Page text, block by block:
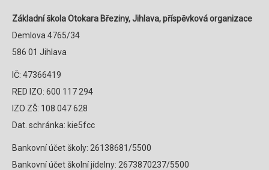
Základní škola Otokara Březiny, Jihlava, příspěvková organizace
Demlova 4765/34
586 01 Jihlava
IČ: 47366419
RED IZO: 600 117 294
IZO ZŠ: 108 047 628
Dat. schránka: kie5fcc
Bankovní účet školy: 26138681/5500
Bankovní účet školní jídelny: 2673870237/5500